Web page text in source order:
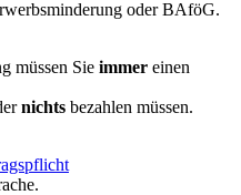
oder BAföG.
müssen Sie immer einen
nichts bezahlen müssen.